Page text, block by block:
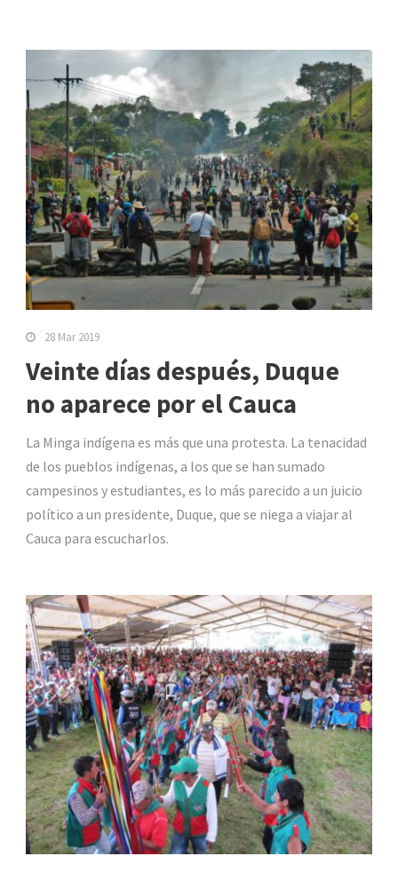
28 Mar 2019
Veinte días después, Duque
no aparece por el Cauca
La Minga indígena es más que una protesta. La tenacidad
de los pueblos indígenas, a los que se han sumado
campesinos y estudiantes, es lo más parecido a un juicio
político a un presidente, Duque, que se niega a viajar al
Cauca para escucharlos.